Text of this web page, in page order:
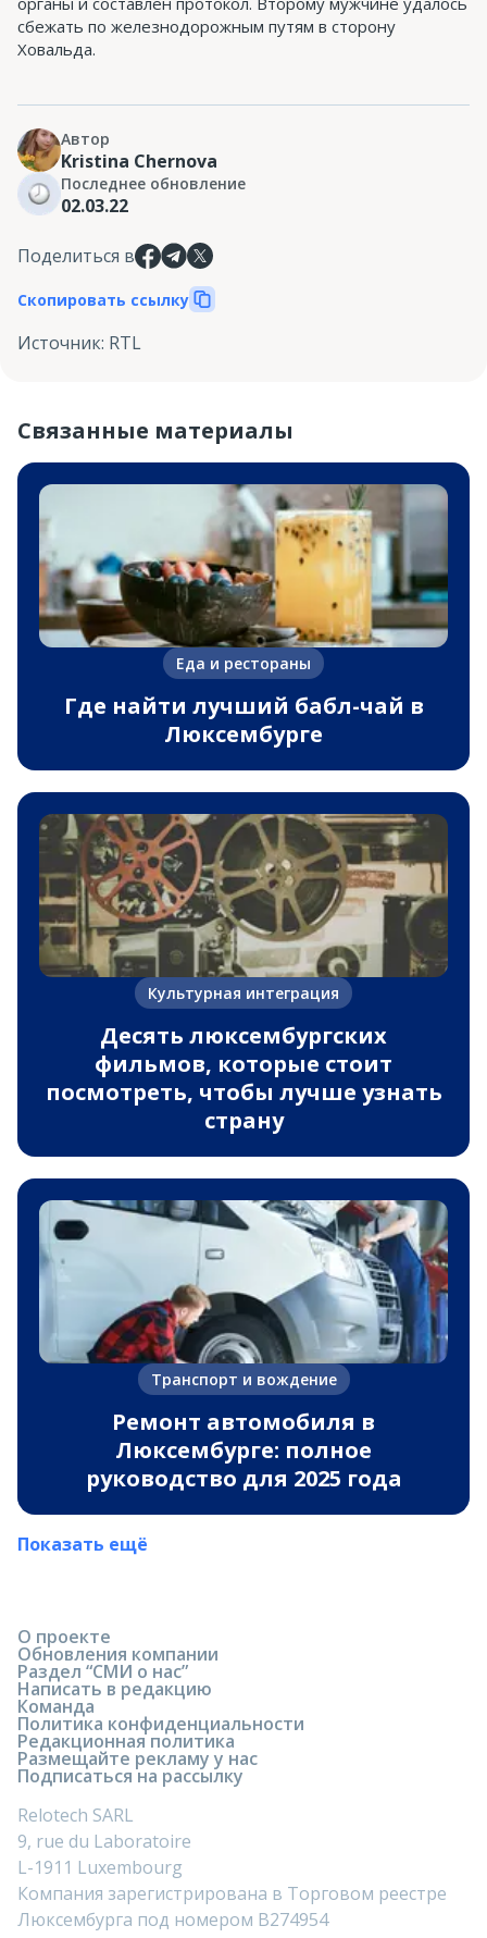
сбежать по железнодорожным путям в сторону
Ховальда.
Автор
Kristina Chernova
Последнее обновление
02.03.22
Поделиться в
Скопировать ссылку
Источник: RTL
Связанные материалы
Еда и рестораны
Где найти лучший бабл-чай в
Люксембурге
Культурная интеграция
Десять люксембургских
фильмов, которые стоит
посмотреть, чтобы лучше узнать
страну
Транспорт и вождение
Ремонт автомобиля в
Люксембурге: полное
руководство для 2025 года
Показать ещё
О проекте
Обновления компании
Раздел “СМИ о нас”
Написать в редакцию
Команда
Политика конфиденциальности
Редакционная политика
Размещайте рекламу у нас
Подписаться на рассылку
Relotech SARL
9, rue du Laboratoire
L-1911 Luxembourg
Компания зарегистрирована в Торговом реестре
Люксембурга под номером B274954